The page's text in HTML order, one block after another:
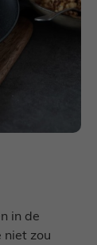
in de
niet zou